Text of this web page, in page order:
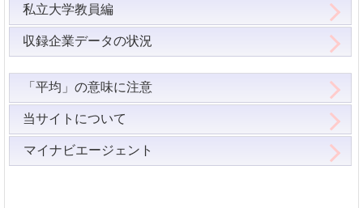
私立大学教員編
収録企業データの状況
「平均」の意味に注意
当サイトについて
マイナビエージェント